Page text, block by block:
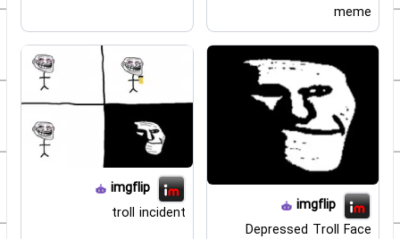
meme
imgflip
Depressed Troll Face
imgflip
troll incident